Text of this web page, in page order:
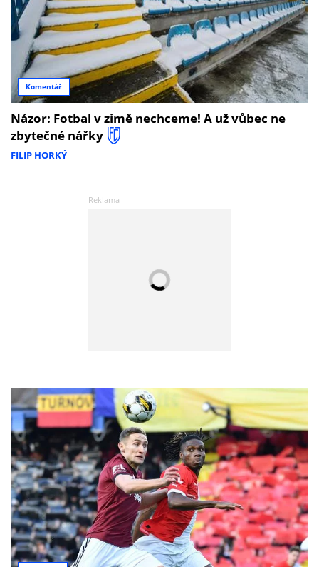
Komentář
Názor: Fotbal v zimě nechceme! A už vůbec ne
zbytečné nářky
FILIP HORKÝ